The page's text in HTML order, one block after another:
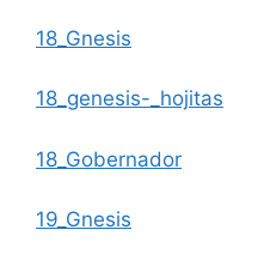
18_Gnesis
18_genesis-_hojitas
18_Gobernador
19_Gnesis